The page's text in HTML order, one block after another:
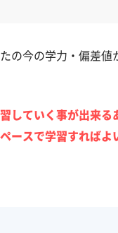
の今の学力・偏差
していく事が出来る
スで学習すればよ